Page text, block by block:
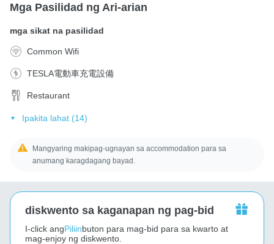
Mga Pasilidad ng Ari-arian
mga sikat na pasilidad
Common Wifi
TESLA電動車充電設備
Restaurant
Ipakita lahat (14)
Mangyaring makipag-ugnayan sa accommodation para sa
anumang karagdagang bayad.
diskwento sa kaganapan ng pag-bid
I-click angPiliinbuton para mag-bid para sa kwarto at
mag-enjoy ng diskwento.